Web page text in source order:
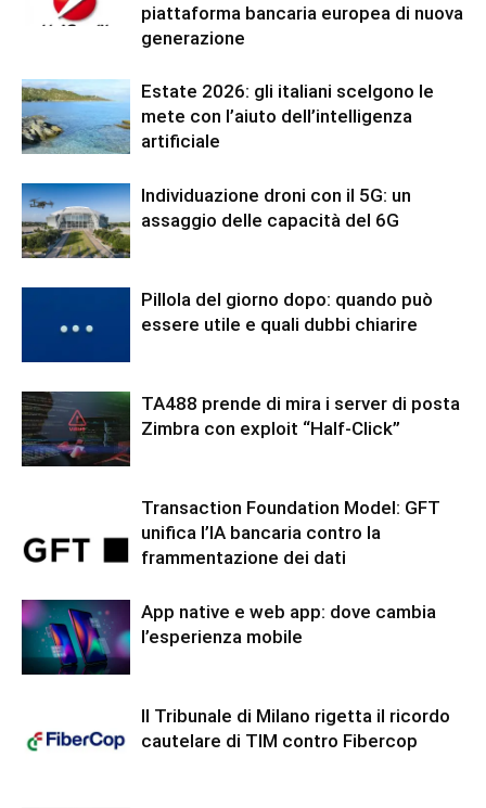
piattaforma bancaria europea di nuova
generazione
Estate 2026: gli italiani scelgono le
mete con l’aiuto dell’intelligenza
artificiale
Individuazione droni con il 5G: un
assaggio delle capacità del 6G
Pillola del giorno dopo: quando può
essere utile e quali dubbi chiarire
TA488 prende di mira i server di posta
Zimbra con exploit “Half-Click”
Transaction Foundation Model: GFT
unifica l’IA bancaria contro la
frammentazione dei dati
App native e web app: dove cambia
l’esperienza mobile
Il Tribunale di Milano rigetta il ricordo
cautelare di TIM contro Fibercop